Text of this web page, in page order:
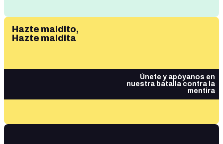
Hazte maldito,
Hazte maldita
Únete y apóyanos en
nuestra batalla contra la
mentira